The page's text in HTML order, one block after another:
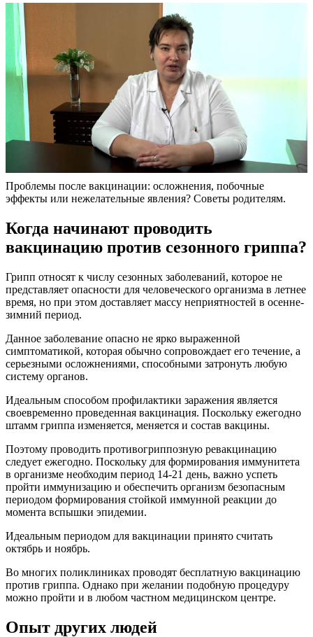
Проблемы после вакцинации: осложнения, побочные
эффекты или нежелательные явления? Советы родителям.
Когда начинают проводить
вакцинацию против сезонного гриппа?
Грипп относят к числу сезонных заболеваний, которое не
представляет опасности для человеческого организма в летнее
время, но при этом доставляет массу неприятностей в осенне-
зимний период.
Данное заболевание опасно не ярко выраженной
симптоматикой, которая обычно сопровождает его течение, а
серьезными осложнениями, способными затронуть любую
систему органов.
Идеальным способом профилактики заражения является
своевременно проведенная вакцинация. Поскольку ежегодно
штамм гриппа изменяется, меняется и состав вакцины.
Поэтому проводить противогриппозную ревакцинацию
следует ежегодно. Поскольку для формирования иммунитета
в организме необходим период 14-21 день, важно успеть
пройти иммунизацию и обеспечить организм безопасным
периодом формирования стойкой иммунной реакции до
момента вспышки эпидемии.
Идеальным периодом для вакцинации принято считать
октябрь и ноябрь.
Во многих поликлиниках проводят бесплатную вакцинацию
против гриппа. Однако при желании подобную процедуру
можно пройти и в любом частном медицинском центре.
Опыт других людей